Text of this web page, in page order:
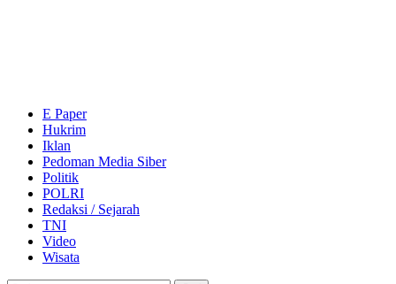
E Paper
Hukrim
Iklan
Pedoman Media Siber
Politik
POLRI
Redaksi / Sejarah
TNI
Video
Wisata